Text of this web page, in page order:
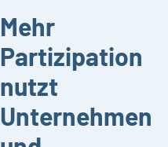
Mehr
Partizipation
nutzt
Unternehmen